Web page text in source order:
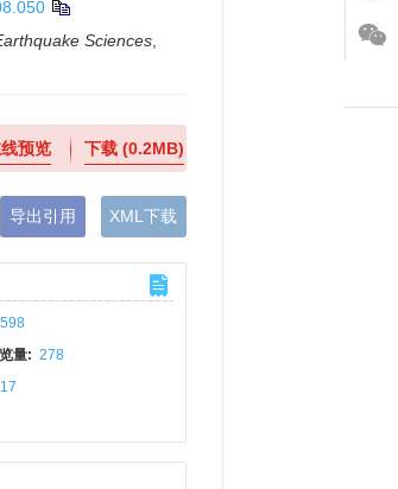
Sciences
预览 下载(0.2MB)
导出引用 XML下载
598
量: 278
17